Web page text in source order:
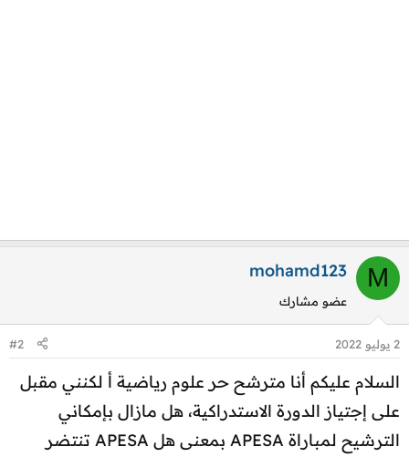
M
mohamd123
عضو مشارك
2 يوليو 2022 #2
السلام عليكم أنا مترشح حر علوم رياضية أ لكنني مقبل
على إجتياز الدورة الاستدراكية، هل مازال بإمكاني
الترشيح لمباراة APESA بمعنى هل APESA تنتضر